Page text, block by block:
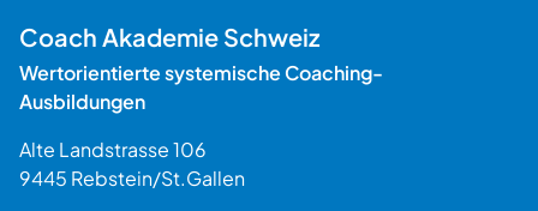
Coach Akademie Schweiz
Wertorientierte systemische Coaching-
Ausbildungen
Alte Landstrasse 106
9445 Rebstein/St.Gallen